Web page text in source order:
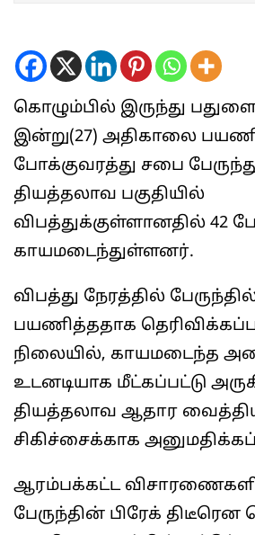
கொழும்பில் இருந்து
இன்று(27) அதிகாலை
போக்குவரத்து சபை
தியத்தலாவ பகுதியில்
விபத்துக்குள்ளானதில் 42
காயமடைந்துள்ளனர்.
விபத்து நேரத்தில்
பயணித்ததாக
நிலையில், காயமடைந்த
உடனடியாக மீட்கப்பட்டு
தியத்தலாவ ஆதார
சிகிச்சைக்காக
ஆரம்பக்கட்ட
பேருந்தின் பிரேக்